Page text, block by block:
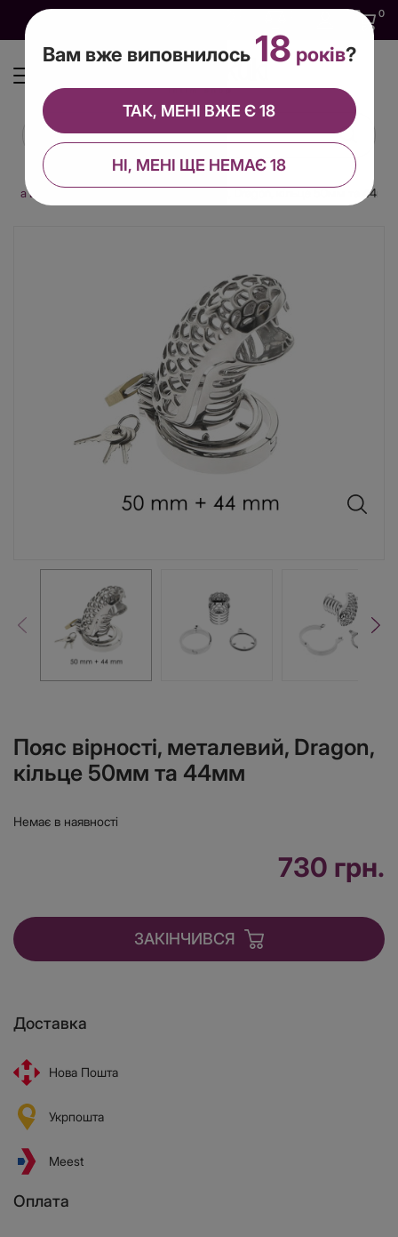
0
вірності Пояс вірності, металевий, Dragon, кільце 50мм та 44мм
Пояс вірності, металевий, Dragon,
кільце 50мм та 44мм
Немає в наявності
730 грн.
ЗАКІНЧИВСЯ
Доставка
Нова Пошта
Укрпошта
Meest
Оплата
Вам вже виповнилось 18 років?
НІ, МЕНІ ЩЕ НЕМАЄ 18
ТАК, МЕНІ ВЖЕ Є 18